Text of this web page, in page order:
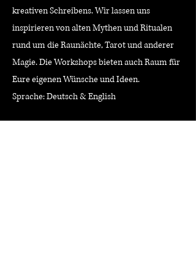
kreativen Schreibens. Wir lassen uns
inspirieren von alten Mythen und Ritualen
rund um die Raunächte, Tarot und anderer
Magie. Die Workshops bieten auch Raum für
Eure eigenen Wünsche und Ideen.
Sprache: Deutsch & English